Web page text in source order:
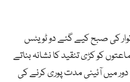
کی صبح کیے گئے دو ٹویٹس
کو کڑی تنقید کا نشانہ بناتے
دور میں آئینی مدت پوری کرنے کی